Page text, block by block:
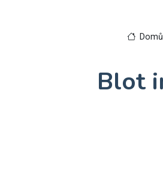
Domů
Blot